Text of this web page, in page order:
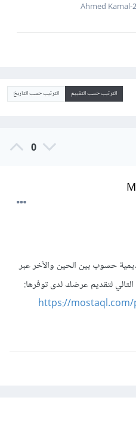
الترتيب حسب التقييم الترتيب حسب التاريخ
0
حسوب بين الحين والآخر عبر
لتقديم عرضك لدى توفرها:
https://